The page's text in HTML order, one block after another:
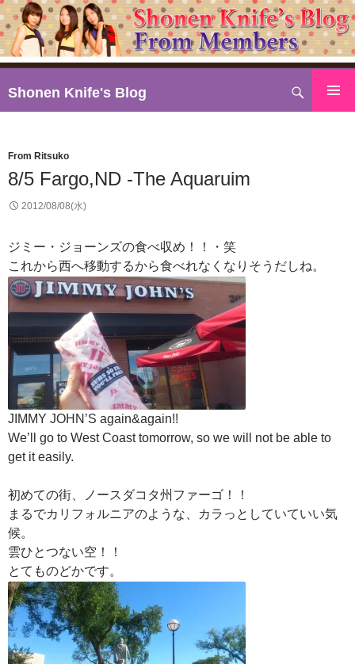
Shonen Knife's Blog
索
ン
ツ
へ
キ
ッ
プ
From Ritsuko
8/5 Fargo,ND -The Aquaruim
2012/08/08(水)
ジミー・ジョーンズの食べ収め！！・笑
これから西へ移動するから食べれなくなりそうだしね。
JIMMY JOHN’S again&again!!
We’ll go to West Coast tomorrow, so we will not be able to
get it easily.
初めての街、ノースダコタ州ファーゴ！！
まるでカリフォルニアのような、カラっとしていていい気
候。
雲ひとつない空！！
とてものどかです。